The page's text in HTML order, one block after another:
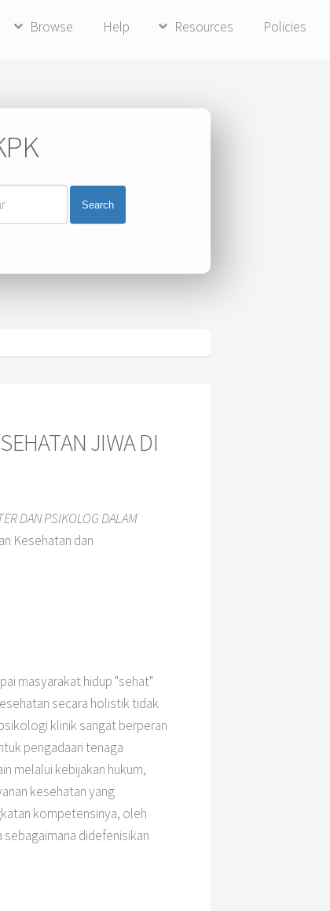
Browse Help Resources Policies
Search
JIWA DI
DAN PSIKOLOG DALAM
Kesehatan dan
masyarakat hidup "sehat"
secara holistik tidak
klinik sangat berperan
pengadaan tenaga
melalui kebijakan hukum,
kesehatan yang
kompetensinya, oleh
didefenisikan